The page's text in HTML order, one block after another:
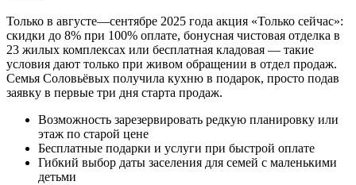
Только в августе—сентябре 2025 года акция «Только сейчас»:
скидки до 8% при 100% оплате, бонусная чистовая отделка в
23 жилых комплексах или бесплатная кладовая — такие
условия дают только при живом обращении в отдел продаж.
Семья Соловьёвых получила кухню в подарок, просто подав
заявку в первые три дня старта продаж.
Возможность зарезервировать редкую планировку или
этаж по старой цене
Бесплатные подарки и услуги при быстрой оплате
Гибкий выбор даты заселения для семей с маленькими
детьми